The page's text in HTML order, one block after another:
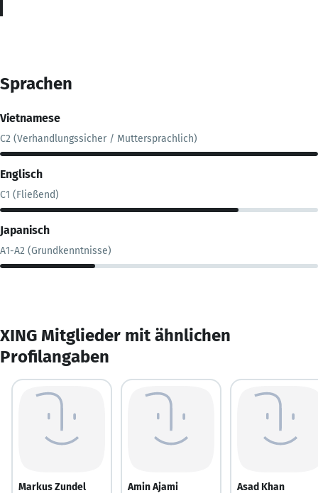
Sprachen
Vietnamese
C2 (Verhandlungssicher / Muttersprachlich)
Englisch
C1 (Fließend)
Japanisch
A1-A2 (Grundkenntnisse)
XING Mitglieder mit ähnlichen
Profilangaben
Markus Zundel Amin Ajami Asad Khan